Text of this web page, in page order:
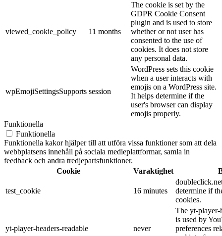
viewed_cookie_policy 11 months
The cookie is set by the
GDPR Cookie Consent
plugin and is used to store
whether or not user has
consented to the use of
cookies. It does not store
any personal data.
wpEmojiSettingsSupports session
WordPress sets this cookie
when a user interacts with
emojis on a WordPress site.
It helps determine if the
user's browser can display
emojis properly.
Funktionella
Funktionella
Funktionella kakor hjälper till att utföra vissa funktioner som att dela
webbplatsens innehåll på sociala medieplattformar, samla in
feedback och andra tredjepartsfunktioner.
Cookie
Varaktighet
test_cookie 16 minutes
determine if
cookies.
yt-player-headers-readable never
The yt-player-
is used by
preferences